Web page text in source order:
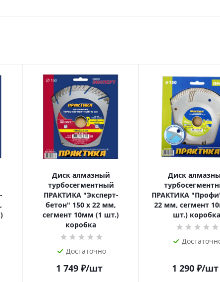
Диск алмазный
турбосегментный
ПРАКТИКА "Эксперт-
бетон" 150 х 22 мм,
сегмент 10мм (1 шт.)
коробка
Достаточно
1 749₽/шт
Диск
ПРАКТИКА
22 мм, сегмент
шт.) коробка
1 290₽/шт